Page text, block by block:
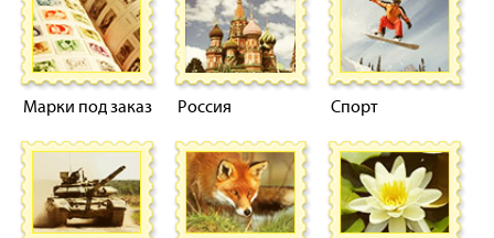
Марки под заказ Россия Спорт